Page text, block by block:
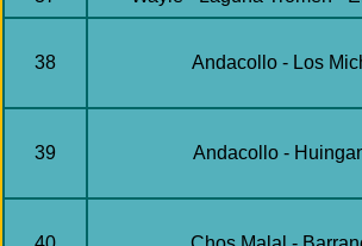
38 Andacollo - Los
39 Andacollo -